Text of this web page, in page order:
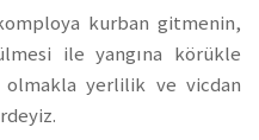
kurban gitmenin,
ile yangına körükle
yerlilik ve vicdan